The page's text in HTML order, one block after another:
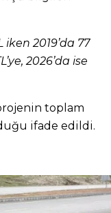
iken 2019’da 77
2026’da ise
toplam
ifade edildi.